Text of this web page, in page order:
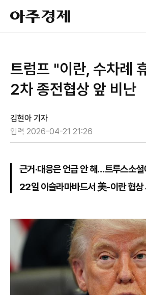
아
주
경
트럼프 "이란, 수차례
2차 종전협상 앞 비난
김현아 기자
입력 2026-04-21 21:26
근거·대응은 언급 안 해…트루스소셜
22일 이슬라마바드서 美-이란 협상